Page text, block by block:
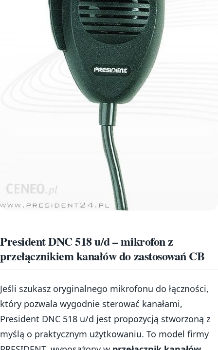
President DNC 518 u/d – mikrofon z
przełącznikiem kanałów do zastosowań CB
Jeśli szukasz oryginalnego mikrofonu do łączności,
który pozwala wygodnie sterować kanałami,
President DNC 518 u/d jest propozycją stworzoną z
myślą o praktycznym użytkowaniu. To model firmy